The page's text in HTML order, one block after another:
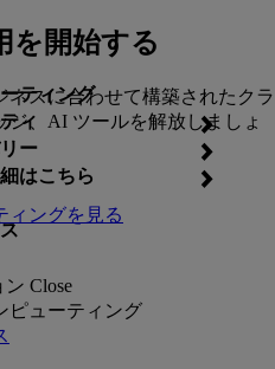
ティング
ィ
ー
はこちら
を開始する
スに合わせて構築されたクラ
ジ、AI ツールを解放しましょ
ィングを見る
ン Close
ピューティング